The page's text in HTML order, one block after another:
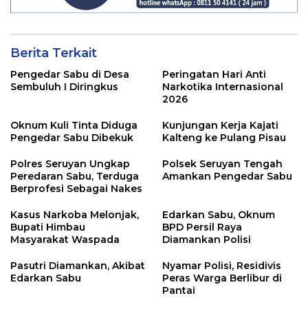
Berita Terkait
Pengedar Sabu di Desa
Sembuluh I Diringkus
Peringatan Hari Anti
Narkotika Internasional
2026
Oknum Kuli Tinta Diduga
Pengedar Sabu Dibekuk
Kunjungan Kerja Kajati
Kalteng ke Pulang Pisau
Polres Seruyan Ungkap
Peredaran Sabu, Terduga
Berprofesi Sebagai Nakes
Polsek Seruyan Tengah
Amankan Pengedar Sabu
Kasus Narkoba Melonjak,
Bupati Himbau
Masyarakat Waspada
Edarkan Sabu, Oknum
BPD Persil Raya
Diamankan Polisi
Pasutri Diamankan, Akibat
Edarkan Sabu
Nyamar Polisi, Residivis
Peras Warga Berlibur di
Pantai